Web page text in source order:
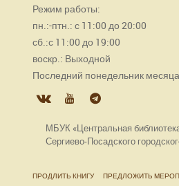
Режим работы:
пн.:-птн.: с 11:00 до 20:00
сб.:с 11:00 до 19:00
воскр.: Выходной
Последний понедельник
МБУК «Центральная
Сергиево-Посадского
ПРОДЛИТЬ КНИГУ
ПРЕДЛОЖИТЬ